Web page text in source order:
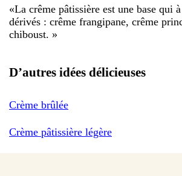
«La crême pâtissière est une base qui
dérivés : crême frangipane, crême
chiboust. »
D’autres idées délicieuses
Crème brûlée
Crème pâtissière légère